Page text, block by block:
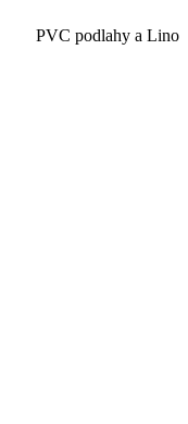
PVC podlahy a Lino